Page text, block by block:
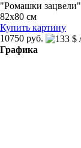
"Ромашки зацвели"
82x80 см
Купить картину
10750 руб.
Графика